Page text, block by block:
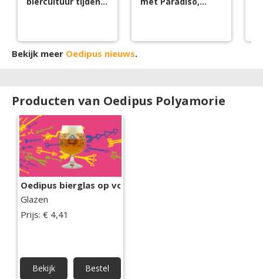
Bekijk meer Oedipus nieuws.
Producten van Oedipus Polyamorie
Oedipus bierglas op voet
Glazen
Prijs: € 4,41
Bekijk Bestel